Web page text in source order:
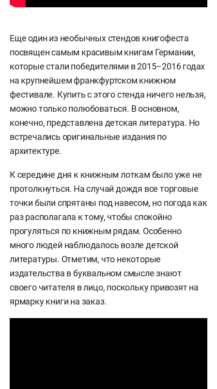
Еще один из необычных стендов книгофеста
посвящен самым красивым книгам Германии,
которые стали победителями в 2015–2016 годах
на крупнейшем франкфуртском книжном
фестивале. Купить с этого стенда ничего нельзя,
можно только полюбоваться. В основном,
конечно, представлена детская литература. Но
встречались оригинальные издания по
архитектуре.
К середине дня к книжным лоткам было уже не
протолкнуться. На случай дождя все торговые
точки были спрятаны под навесом, но погода как
раз располагала к тому, чтобы спокойно
прогуляться по книжным рядам. Особенно
много людей наблюдалось возле детской
литературы. Отметим, что некоторые
издательства в буквальном смысле знают
своего читателя в лицо, поскольку привозят на
ярмарку книги на заказ.